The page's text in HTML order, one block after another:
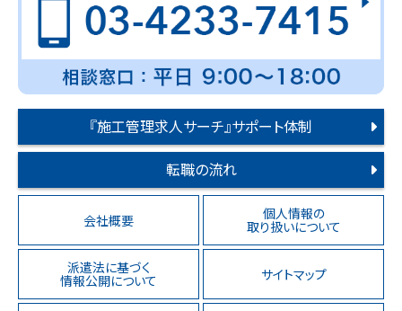
『施工管理求人サーチ』サポート体制
転職の流れ
会社概要 個人情報の
取り扱いについて
派遣法に基づく
情報公開について サイトマップ